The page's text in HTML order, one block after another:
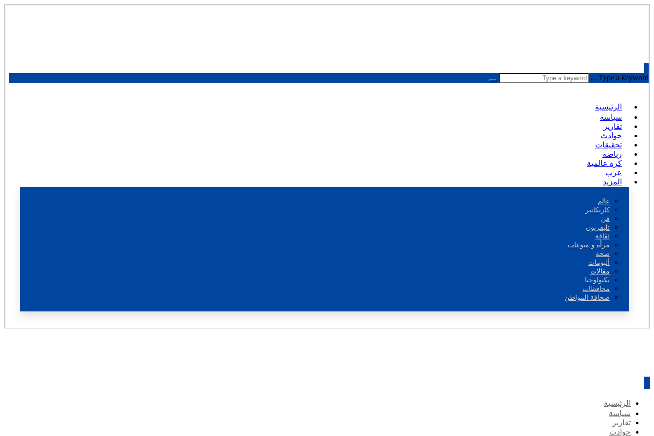
Type a keyword ...
الرئيسية
سياسة
تقارير
حوادث
تحقيقات
رياضة
كرة عالمية
عرب
المزيد
عالم
كاريكاتير
فن
تليفزيون
ثقافة
مرأة و منوعات
صحة
ألبومات
مقالات
تكنولوجيا
محافظات
صحافة المواطن
الرئيسية
سياسة
تقارير
حوادث